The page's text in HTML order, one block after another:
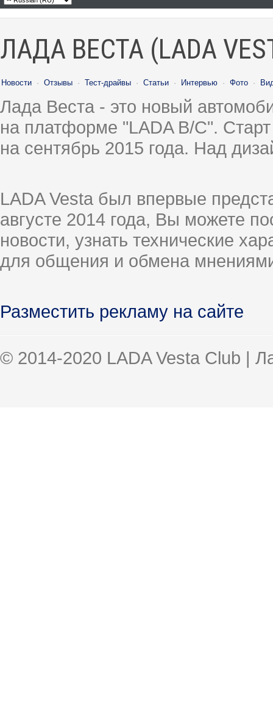
ЛАДА ВЕСТА (LADA
Новости · Отзывы · Тест-драйвы · Статьи · Интервью · Фото ·
Лада Веста - это новый
на платформе "LADA B/C".
на сентябрь 2015 года. Над
LADA Vesta был впервые
августе 2014 года, Вы можете
новости, узнать технические
для общения и обмена
Разместить рекламу на сайте
© 2014-2020 LADA Vesta Club |